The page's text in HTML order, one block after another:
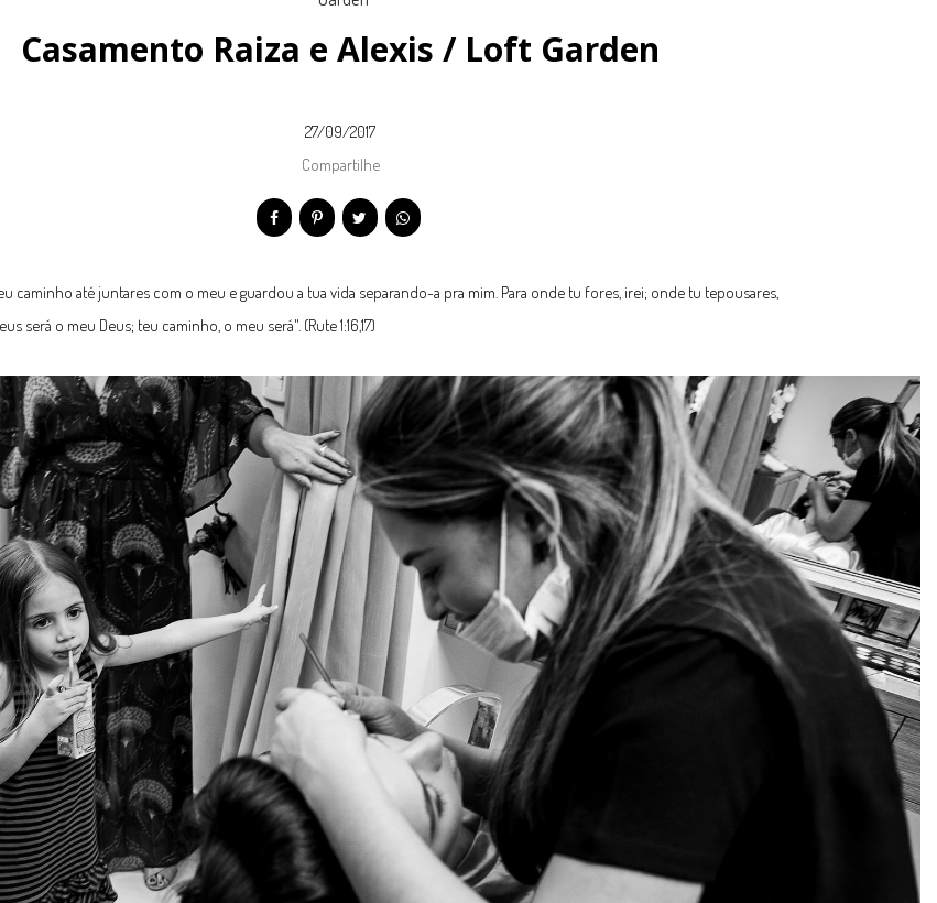
Casamento Raiza e Alexis / Loft Garden
27/09/2017
Compartilhe
caminho até juntares com o meu e guardou a tua vida separando-a pra mim. Para onde tu fores, irei; onde tu tepousares,
será o meu Deus; teu caminho, o meu será". (Rute 1:16,17)